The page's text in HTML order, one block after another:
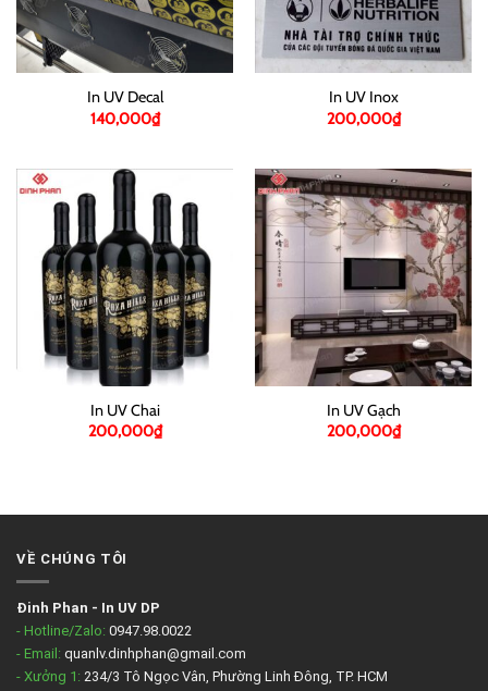
In UV Decal
140,000₫
In UV Inox
200,000₫
In UV Chai
200,000₫
In UV Gạch
200,000₫
VỀ CHÚNG TÔI
Đinh Phan - In UV DP
- Hotline/Zalo: 0947.98.0022
- Email: quanlv.dinhphan@gmail.com
- Xưởng 1: 234/3 Tô Ngọc Vân, Phường Linh Đông, TP. HCM